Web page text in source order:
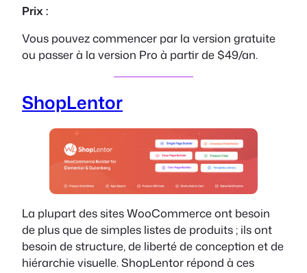
Prix :
Vous pouvez commencer par la version gratuite
ou passer à la version Pro à partir de $49/an.
ShopLentor
La plupart des sites WooCommerce ont besoin
de plus que de simples listes de produits ; ils ont
besoin de structure, de liberté de conception et de
hiérarchie visuelle. ShopLentor répond à ces